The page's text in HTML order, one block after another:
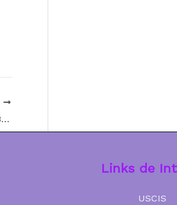
ONU señala a la Guardia Nacional Bolivariana por violaciones de derechos humanos
Links de
USCIS